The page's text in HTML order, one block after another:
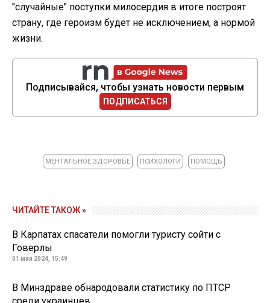
"случайные" поступки милосердия в итоге построят
страну, где героизм будет не исключением, а нормой
жизни.
Подписывайся, чтобы узнать новости первым
ПОДПИСАТЬСЯ
МЕНТАЛЬНОЕ ЗДОРОВЬЕ ПСИХОЛОГИ ПОМОЩЬ
ЧИТАЙТЕ ТАКОЖ »
В Карпатах спасатели помогли туристу сойти с
Говерлы
01 мая 2024, 15:49
В Минздраве обнародовали статистику по ПТСР